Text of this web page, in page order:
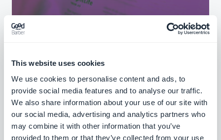
This website uses cookies
We use cookies to personalise content and ads, to
provide social media features and to analyse our traffic.
We also share information about your use of our site with
our social media, advertising and analytics partners who
may combine it with other information that you’ve
provided to them or that they’ve collected from your use